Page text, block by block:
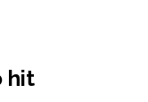
hit